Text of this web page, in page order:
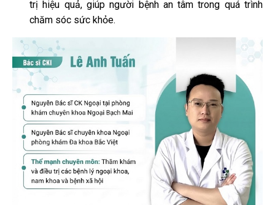
trị hiệu quả, giúp người bệnh an tâm trong quá trình
chăm sóc sức khỏe.